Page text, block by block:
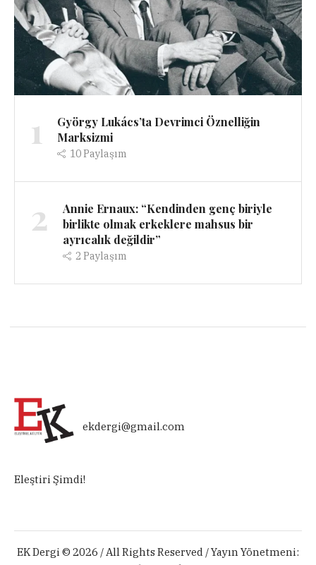
1
György Lukács’ta Devrimci Öznelliğin
Marksizmi
10Paylaşım
2
Annie Ernaux: “Kendinden genç biriyle
birlikte olmak erkeklere mahsus bir
ayrıcalık değildir”
2 Paylaşım
ekdergi@gmail.com
Eleştiri Şimdi!
EK Dergi © 2026 / All Rights Reserved / Yayın Yönetmeni: